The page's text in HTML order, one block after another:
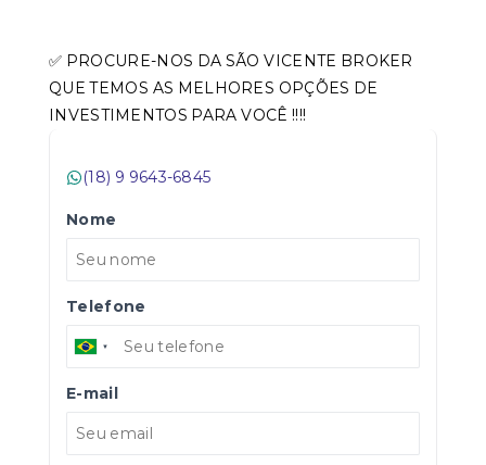
✅ PROCURE-NOS DA SÃO VICENTE BROKER
QUE TEMOS AS MELHORES OPÇÕES DE
INVESTIMENTOS PARA VOCÊ !!!!
(18) 9 9643-6845
Nome
Telefone
E-mail